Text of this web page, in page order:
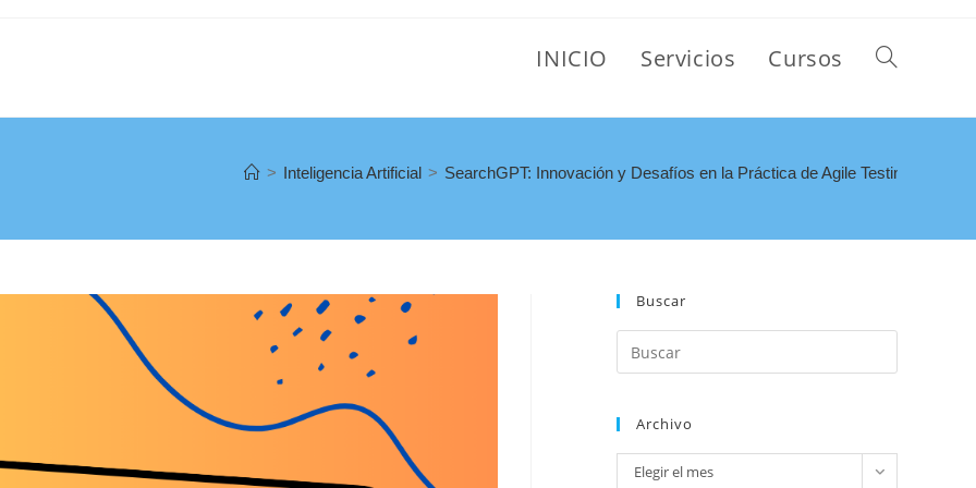
INICIO Servicios Cursos
> Inteligencia Artificial > SearchGPT: Innovación y Desafíos en la Práctica de Agile Testing
Buscar
Archivo
Elegir el mes